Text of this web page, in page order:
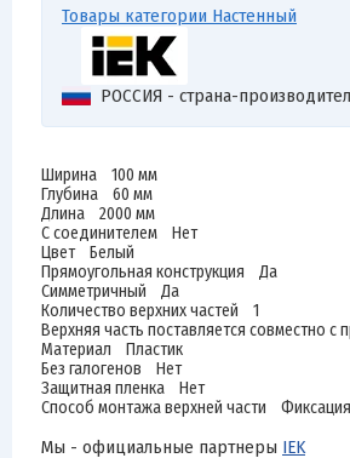
Товары категории Настенный
РОССИЯ - страна-
Ширина 100 мм
Глубина 60 мм
Длина 2000 мм
С соединителем Нет
Цвет Белый
Прямоугольная конструкция Да
Симметричный Да
Количество верхних частей 1
Верхняя часть поставляется совместно с
Материал Пластик
Без галогенов Нет
Защитная пленка Нет
Способ монтажа верхней части
Мы - официальные партнеры IEK